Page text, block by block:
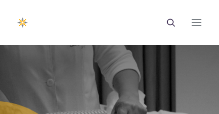
EUROTRAINING
ΣΑΕΚ